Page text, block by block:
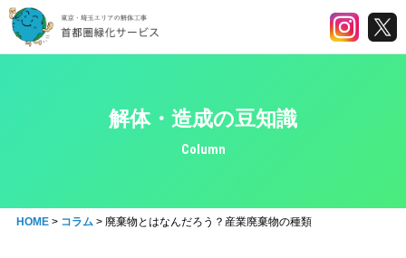
解体・造成の豆知識
Column
HOME> コラム> 廃棄物とはなんだろう？産業廃棄物の種類